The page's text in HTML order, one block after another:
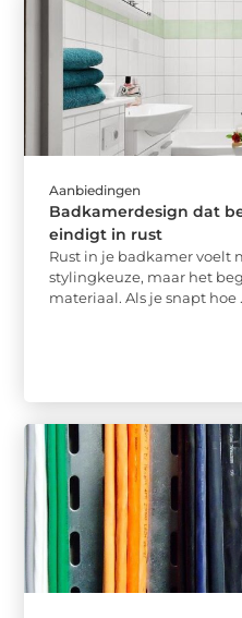
Aanbiedingen
Badkamerdesign dat
eindigt in rust
Rust in je badkamer voelt
stylingkeuze, maar het
materiaal. Als je snapt hoe